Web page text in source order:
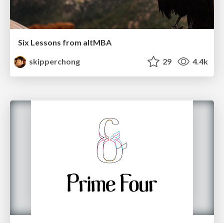
Six Lessons from altMBA
skipperchong
29 4.4k